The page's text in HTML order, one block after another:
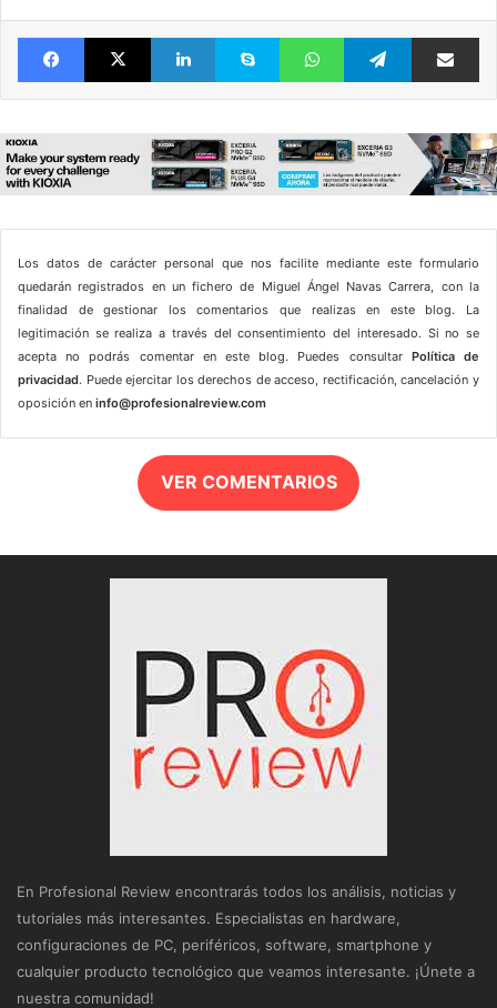
FacebookX LinkedIn Skype WhatsAppTelegram
Los datos de carácter personal que nos facilite mediante este formulario
quedarán registrados en un fichero de Miguel Ángel Navas Carrera, con la
finalidad de gestionar los comentarios que realizas en este blog. La
legitimación se realiza a través del consentimiento del interesado. Si no se
acepta no podrás comentar en este blog. Puedes consultar Política de
privacidad. Puede ejercitar los derechos de acceso, rectificación, cancelación y
oposición en info@profesionalreview.com
VER COMENTARIOS
En Profesional Review encontrarás todos los análisis, noticias y
tutoriales más interesantes. Especialistas en hardware,
configuraciones de PC, periféricos, software, smartphone y
cualquier producto tecnológico que veamos interesante. ¡Únete a
nuestra comunidad!